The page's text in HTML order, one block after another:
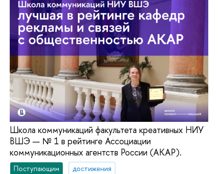
Школа коммуникаций факультета креативных НИУ
ВШЭ — № 1 в рейтинге Ассоциации
коммуникационных агентств России (АКАР).
Поступающим
достижения